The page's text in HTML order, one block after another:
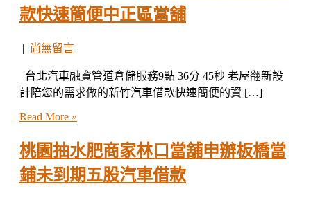
款快速簡便中正區當舖
| 尚無留言
台北汽車融資管道倉儲服務9點 36分 45秒 老屋翻新設
計陪您的需求做的新竹汽車借款快速簡便的資 […]
Read More »
桃園抽水肥商家林口當舖申辦板橋當
鋪未到期五股汽車借款